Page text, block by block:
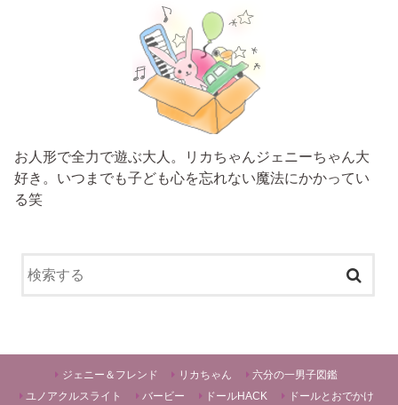
お人形で全力で遊ぶ大人。リカちゃんジェニーちゃん大
好き。いつまでも子ども心を忘れない魔法にかかってい
る笑
ジェニー＆フレンド リカちゃん
六分の一男子図鑑
ユノアクルスライト
バービー ドールHACK ドールとおでかけ